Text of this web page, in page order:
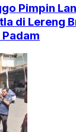
Pimpin
di Lereng